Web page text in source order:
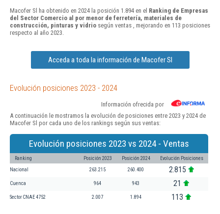
Macofer Sl ha obtenido en 2024 la posición 1.894 en el Ranking de Empresas
del Sector Comercio al por menor de ferretería, materiales de
construcción, pinturas y vidrio según ventas , mejorando en 113 posiciones
respecto al año 2023.
Acceda a toda la información de Macofer Sl
Evolución posiciones 2023 - 2024
Información ofrecida por
A continuación le mostramos la evolución de posiciones entre 2023 y 2024 de
Macofer Sl por cada uno de los rankings según sus ventas:
Evolución posiciones 2023 vs 2024 - Ventas
Ranking Posición 2023 Posición 2024 Evolución Posiciones
Nacional 263.215 260.400 2.815
Cuenca 964 943 21
Sector CNAE 4752 2.007 1.894 113